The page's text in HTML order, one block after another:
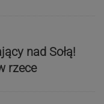
nad Sołą!
rzece